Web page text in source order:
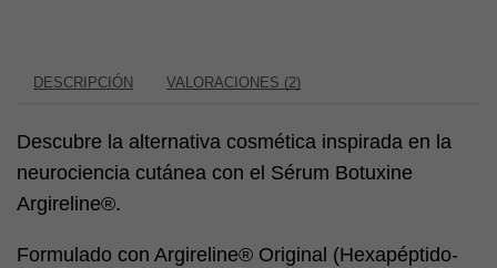
DESCRIPCIÓN VALORACIONES (2)
Descubre la alternativa cosmética inspirada en la
neurociencia cutánea con el Sérum Botuxine
Argireline®.
Formulado con Argireline® Original (Hexapéptido-